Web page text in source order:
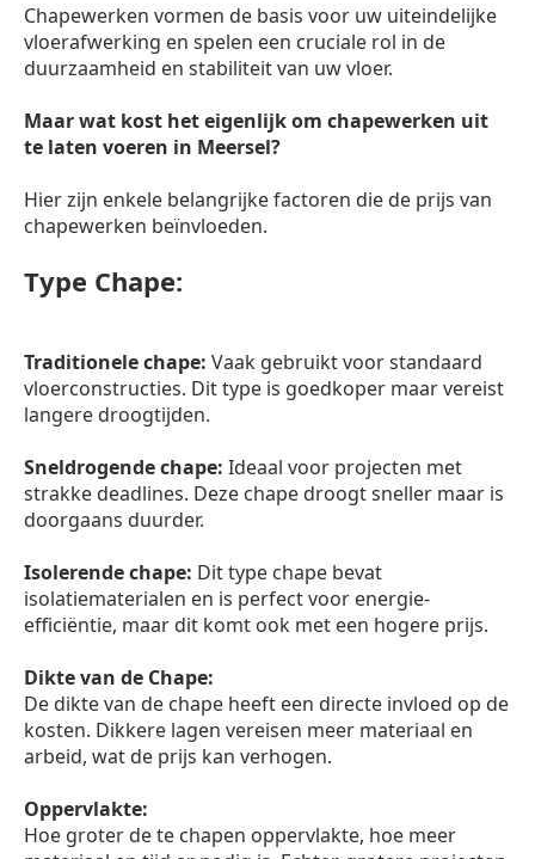
Chapewerken vormen de basis voor uw uiteindelijke
vloerafwerking en spelen een cruciale rol in de
duurzaamheid en stabiliteit van uw vloer.
Maar wat kost het eigenlijk om chapewerken uit
te laten voeren in Meersel?
Hier zijn enkele belangrijke factoren die de prijs van
chapewerken beïnvloeden.
Type Chape:
Traditionele chape: Vaak gebruikt voor standaard
vloerconstructies. Dit type is goedkoper maar vereist
langere droogtijden.
Sneldrogende chape: Ideaal voor projecten met
strakke deadlines. Deze chape droogt sneller maar is
doorgaans duurder.
Isolerende chape: Dit type chape bevat
isolatiematerialen en is perfect voor energie-
efficiëntie, maar dit komt ook met een hogere prijs.
Dikte van de Chape:
De dikte van de chape heeft een directe invloed op de
kosten. Dikkere lagen vereisen meer materiaal en
arbeid, wat de prijs kan verhogen.
Oppervlakte:
Hoe groter de te chapen oppervlakte, hoe meer